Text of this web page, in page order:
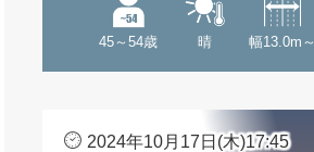
45～54歳 晴 幅13.0m～
2024年10月17日(木)17:45